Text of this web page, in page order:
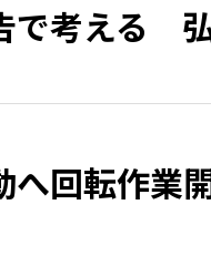
で考える
回転作業